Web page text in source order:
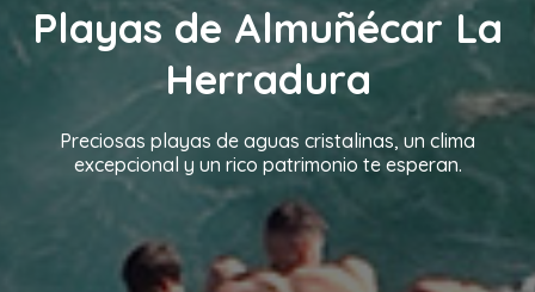
Playas de Almuñécar La
Herradura
Preciosas playas de aguas cristalinas, un clima
excepcional y un rico patrimonio te esperan.